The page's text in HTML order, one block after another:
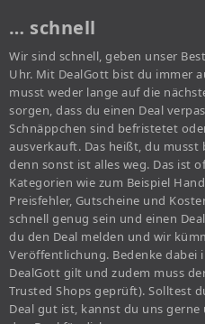
… schnell
Wir sind schnell, geben unser
Uhr. Mit DealGott bist du immer
musst weder lange auf die
sorgen, dass du einen Deal
Schnäppchen sind befristetet
ausverkauft. Das heißt, du musst
denn sonst ist alles weg. Das ist
Kategorien wie zum Beispiel
Preisfehler, Gutscheine und
schnell genug sein und einen
du den Deal melden und wir
Veröffentlichung. Bedenke dabei
DealGott gilt und zudem muss
Trusted Shops geprüft). Solltest
Deal gut ist, kannst du uns